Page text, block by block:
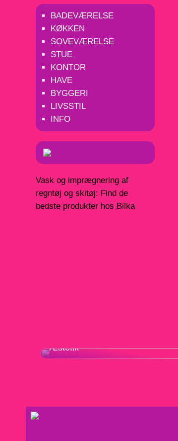
BADEVÆRELSE
KØKKEN
SOVEVÆRELSE
STUE
KONTOR
HAVE
BYGGERI
LIVSSTIL
INFO
Vask og imprægnering af
regntøj og skitøj: Find de
bedste produkter hos Bilka
Æstetik